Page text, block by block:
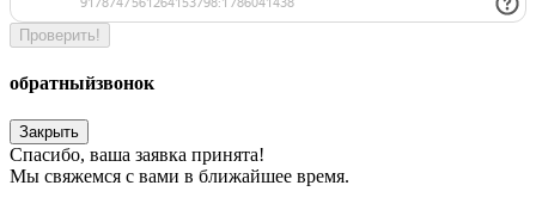
Проверить!
обратныйзвонок
Закрыть
Спасибо, ваша заявка принята!
Мы свяжемся с вами в ближайшее время.